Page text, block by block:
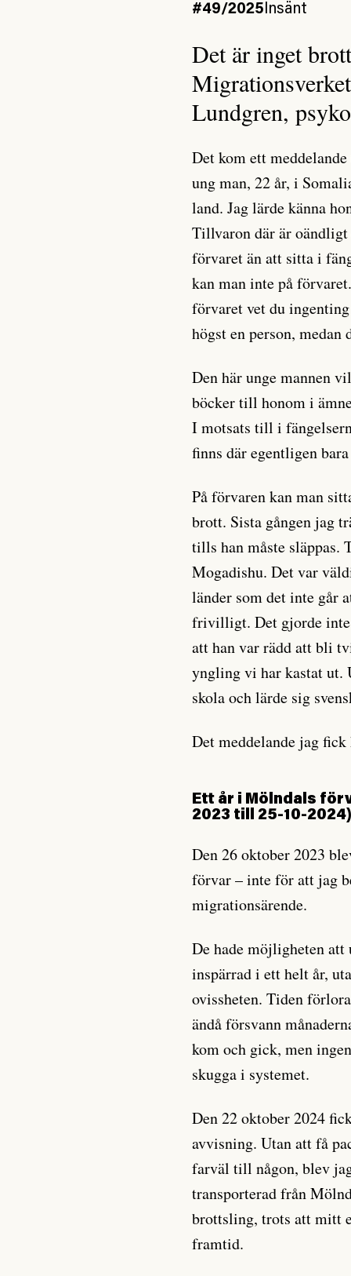
#49/2025Insänt
Det är inget
Lundgren,
Det kom ett
ung man, 22 år, i
land. Jag lärde känna
Tillvaron där är
förvaret än att sitta i
kan man inte på
förvaret vet du
högst en person,
Den här unge mannen
böcker till honom i
I motsats till i
finns där egentligen
På förvaren kan man
brott. Sista gången jag
tills han måste släppas.
Mogadishu. Det var
länder som det inte går
frivilligt. Det gjorde
att han var rädd att bli
yngling vi har kastat ut.
skola och lärde sig
Det meddelande jag
Ett år i Mölndals
2023 till 25-10-2024)
Den 26 oktober 2023
förvar – inte för att jag
migrationsärende.
De hade möjligheten
inspärrad i ett helt år,
ovissheten. Tiden
ändå försvann
kom och gick, men
skugga i systemet.
Den 22 oktober 2024
avvisning. Utan att få
farväl till någon, blev
transporterad från
brottsling, trots att mitt
framtid.